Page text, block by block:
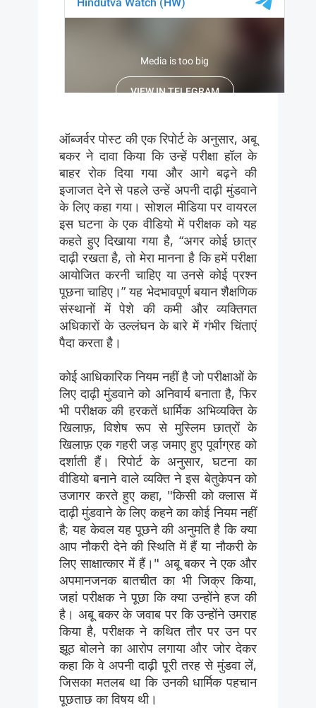
ऑब्जर्वर पोस्ट की एक रिपोर्ट के अनुसार, अबू
बकर ने दावा किया कि उन्हें परीक्षा हॉल के
बाहर रोक दिया गया और आगे बढ़ने की
इजाजत देने से पहले उन्हें अपनी दाढ़ी मुंडवाने
के लिए कहा गया। सोशल मीडिया पर वायरल
इस घटना के एक वीडियो में परीक्षक को यह
कहते हुए दिखाया गया है, “अगर कोई छात्र
दाढ़ी रखता है, तो मेरा मानना है कि हमें परीक्षा
आयोजित करनी चाहिए या उनसे कोई प्रश्न
पूछना चाहिए।” यह भेदभावपूर्ण बयान शैक्षणिक
संस्थानों में पेशे की कमी और व्यक्तिगत
अधिकारों के उल्लंघन के बारे में गंभीर चिंताएं
पैदा करता है।
कोई आधिकारिक नियम नहीं है जो परीक्षाओं के
लिए दाढ़ी मुंडवाने को अनिवार्य बनाता है, फिर
भी परीक्षक की हरकतें धार्मिक अभिव्यक्ति के
खिलाफ़, विशेष रूप से मुस्लिम छात्रों के
खिलाफ़ एक गहरी जड़ जमाए हुए पूर्वाग्रह को
दर्शाती हैं। रिपोर्ट के अनुसार, घटना का
वीडियो बनाने वाले व्यक्ति ने इस बेतुकेपन को
उजागर करते हुए कहा, "किसी को क्लास में
दाढ़ी मुंडवाने के लिए कहने का कोई नियम नहीं
है; यह केवल यह पूछने की अनुमति है कि क्या
आप नौकरी देने की स्थिति में हैं या नौकरी के
लिए साक्षात्कार में हैं।" अबू बकर ने एक और
अपमानजनक बातचीत का भी जिक्र किया,
जहां परीक्षक ने पूछा कि क्या उन्होंने हज की
है। अबू बकर के जवाब पर कि उन्होंने उमराह
किया है, परीक्षक ने कथित तौर पर उन पर
झूठ बोलने का आरोप लगाया और जोर देकर
कहा कि वे अपनी दाढ़ी पूरी तरह से मुंडवा लें,
जिसका मतलब था कि उनकी धार्मिक पहचान
पूछताछ का विषय थी।